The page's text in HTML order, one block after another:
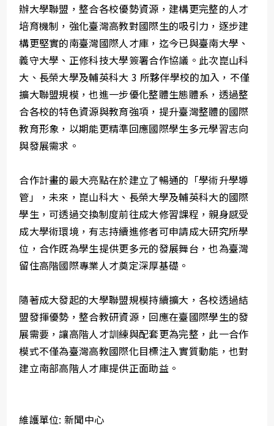
辦大學聯盟，整合各校優勢資源，建構更完整的人才
培育機制，強化臺灣高教對國際生的吸引力，逐步建
構更堅實的南臺灣國際人才庫，迄今已與臺南大學、
義守大學、正修科技大學簽署合作協議。此次崑山科
大、長榮大學及輔英科大 3 所夥伴學校的加入，不僅
擴大聯盟規模，也進一步優化整體生態體系，透過整
合各校的特色資源與教育強項，提升臺灣整體的國際
教育形象，以期能更精準回應國際學生多元學習志向
與發展需求。
合作計畫的最大亮點在於建立了暢通的「學術升學導
管」，未來，崑山科大、長榮大學及輔英科大的國際
學生，可透過交換制度前往成大修習課程，親身感受
成大學術環境，有志持續進修者可申請成大研究所學
位，合作既為學生提供更多元的發展舞台，也為臺灣
留住高階國際專業人才奠定深厚基礎。
隨著成大發起的大學聯盟規模持續擴大，各校透過結
盟發揮優勢，整合教研資源，回應在臺國際學生的發
展需要，讓高階人才訓練與配套更為完整，此一合作
模式不僅為臺灣高教國際化目標注入實質動能，也對
建立南部高階人才庫提供正面助益。
維護單位: 新聞中心